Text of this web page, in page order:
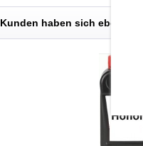
Kunden haben sich ebenfalls